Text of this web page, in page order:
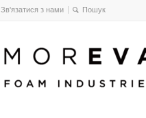
Зв'язатися з нами